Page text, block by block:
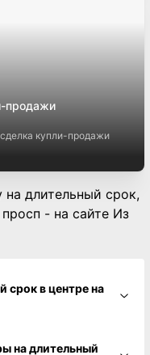
продажи
купли-продажи
на длительный срок,
- на сайте Из
на
на длительный